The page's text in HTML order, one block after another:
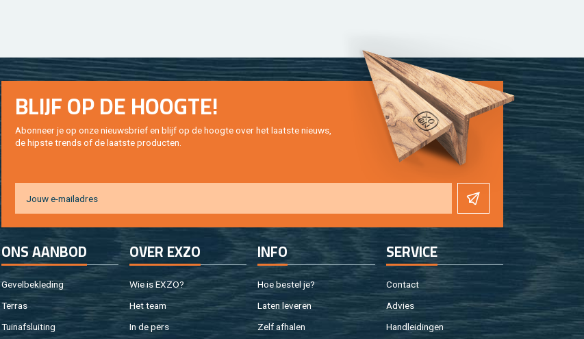
BLIJF OP DE HOOG­TE!
Abon­neer je op onze nieuws­brief en blijf op de hoog­te over het laat­ste nieuws,
de hip­s­te trends of de laat­ste pro­duc­ten.
ONS AAN­BOD
Ge­vel­be­kle­ding
Ter­ras
Tuin­af­slui­ting
OVER EXZO
Wie is EXZO?
Het team
In de pers
INFO
Hoe be­stel je?
Laten le­ve­ren
Zelf af­ha­len
SER­VI­CE
Con­tact
Ad­vies
Hand­lei­din­gen